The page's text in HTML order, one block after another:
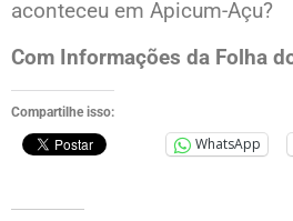
aconteceu em Apicum-Açu?
Com Informações da Folha
Compartilhe isso:
WhatsApp